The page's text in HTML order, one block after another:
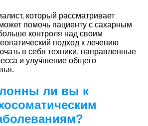
который рассматривает
помочь пациенту с сахарным
контроля над своим
подход к лечению
в себя техники, направленные
и улучшение общего
ли вы к